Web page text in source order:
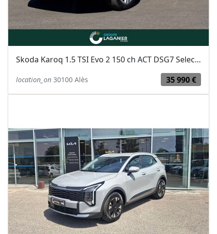
Skoda Karoq 1.5 TSI Evo 2 150 ch ACT DSG7 Selection
location_on 30100 Alès 35 990 €